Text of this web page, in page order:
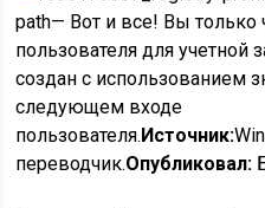
path— Вот и все! Вы только
пользователя для учетной
создан с использованием
следующем входе
пользователя.Источник:
переводчик.Опубликовал: